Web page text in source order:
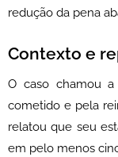
redução da pena
Contexto e
O caso chamou
cometido e pela
relatou que seu
em pelo menos